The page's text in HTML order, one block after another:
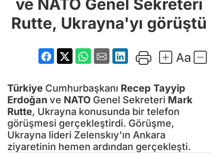
ve NATO Genel Sekreteri
Rutte, Ukrayna'yı görüştü
Türkiye Cumhurbaşkanı Recep Tayyip
Erdoğan ve NATO Genel Sekreteri Mark
Rutte, Ukrayna konusunda bir telefon
görüşmesi gerçekleştirdi. Görüşme,
Ukrayna lideri Zelenskıy'ın Ankara
ziyaretinin hemen ardından gerçekleşti.